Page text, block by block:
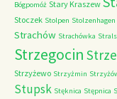
Bógpomóż Stary Kraszew
Stoczek Stolpen Stolzenhagen
Strachów Strachówka
Strzegocin
Strzyżewo Strzyżmin
Stupsk Stęknica Stępnica